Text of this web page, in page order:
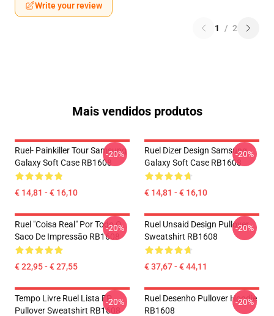
Write your review
1 / 2
Mais vendidos produtos
Ruel- Painkiller Tour Samsung
Galaxy Soft Case RB1608
€ 14,81 - € 16,10
-20%
Ruel Dizer Design Samsung
Galaxy Soft Case RB1608
€ 14,81 - € 16,10
-20%
Ruel "Coisa Real" Por Todo O
Saco De Impressão RB1608
€ 22,95 - € 27,55
-20%
Ruel Unsaid Design Pullover
Sweatshirt RB1608
€ 37,67 - € 44,11
-20%
Tempo Livre Ruel Lista EP
Pullover Sweatshirt RB1608
-20%
Ruel Desenho Pullover Hoodie
RB1608
-20%